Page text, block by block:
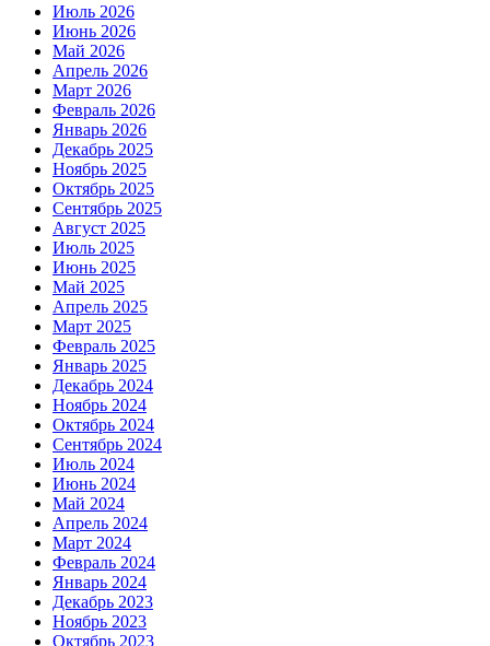
Июль 2026
Июнь 2026
Май 2026
Апрель 2026
Март 2026
Февраль 2026
Январь 2026
Декабрь 2025
Ноябрь 2025
Октябрь 2025
Сентябрь 2025
Август 2025
Июль 2025
Июнь 2025
Май 2025
Апрель 2025
Март 2025
Февраль 2025
Январь 2025
Декабрь 2024
Ноябрь 2024
Октябрь 2024
Сентябрь 2024
Июль 2024
Июнь 2024
Май 2024
Апрель 2024
Март 2024
Февраль 2024
Январь 2024
Декабрь 2023
Ноябрь 2023
Октябрь 2023